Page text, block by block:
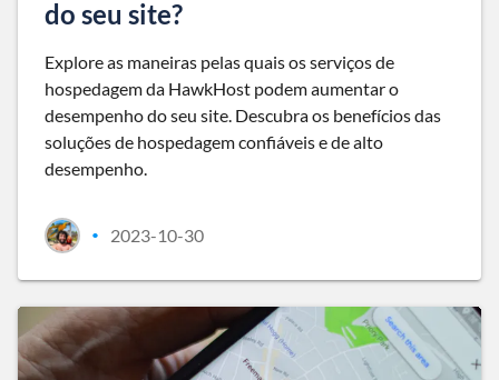
do seu site?
Explore as maneiras pelas quais os serviços de
hospedagem da HawkHost podem aumentar o
desempenho do seu site. Descubra os benefícios das
soluções de hospedagem confiáveis e de alto
desempenho.
• 2023-10-30